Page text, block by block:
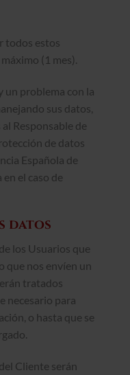
todos estos
(1 mes).
un problema con la
sus datos,
Responsable de
de datos
Española de
el caso de
datos
los Usuarios que
que nos envíen un
tratados
necesario para
o hasta que se
Cliente serán